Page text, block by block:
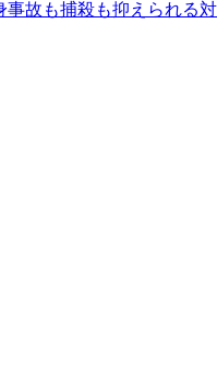
故も捕殺も抑えられる